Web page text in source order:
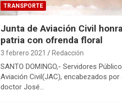
TRANSPORTE
Junta de Aviación Civil
patria con ofrenda floral
3 febrero 2021 Redacción
SANTO DOMINGO,- Servidores
Aviación Civil(JAC), encabezados por
doctor José…